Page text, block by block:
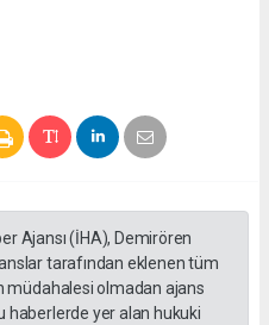
Ajansı (İHA), Demirören
tarafından eklenen tüm
müdahalesi olmadan ajans
haberlerde yer alan hukuki